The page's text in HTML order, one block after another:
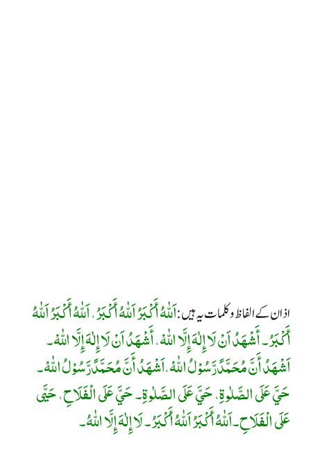
اذان کے الفاظ و کلمات یہ ہیں:اَللّٰهُ أَكْبَرُ اَللّٰهُ أَكْبَرُ، اَللّٰهُ أَكْبَرُ اَللّٰهُ
أَكْبَرُ۔ أَشْهَدُ اَنْ لَا إِلٰهَ إِلَّا اللّٰهْ، أَشْهَدُ اَنْ لَا إِلٰهَ إِلَّا اللّٰهْ۔
اَشْهَدُ أَنَّ مُحَمَّدََرَّسُوْلُ اللّٰهْ،اَشْهَدُ أَنَّ مُحَمَّدََرَّسُوْلُ اللّٰهْ۔
حَيَّ عَلَى الصَّلٰوةِ، حَيَّ عَلَى الصَّلٰوۃِ۔ حَيَّ عَلَى الْفَلَاحِ، حَیَّى
عَلَى الْفَلَاحِ۔اَللّٰهُ أَكْبَرُ اَللّٰهُ أَكْبَرُ۔ لَا إِلٰهَ إِلَّا اللّٰهُ۔